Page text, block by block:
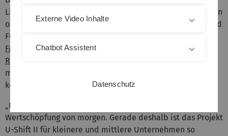
Lieferdienste bis hin zu mobilen medizinischen Angeboten
oder temporären Unterkünften. Das Konzept, Fahrzeug und
Funktion konsequent zu trennen, wurde am
Fahrzeugkonzepte des Deutschen Zentrums für Luft- und
Raumfahrt (DLR) entwickelt
mehrere Projekte hinweg seit mehreren Jahren
kontinuierlich weiter vorangetrieben.
„Innovation ist der Schlüssel für die automobile
Wertschöpfung von morgen. Gerade deshalb ist das Projekt
U-Shift II für kleinere und mittlere Unternehmen so
Externe Video Inhalte
Chatbot Assistent
Datenschutz